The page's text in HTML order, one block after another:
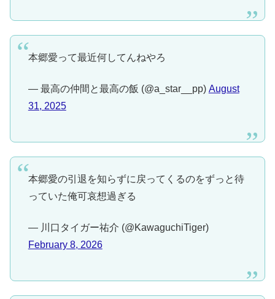
本郷愛って最近何してんねやろ
— 最高の仲間と最高の飯 (@a_star__pp) August
31, 2025
本郷愛の引退を知らずに戻ってくるのをずっと待
っていた俺可哀想過ぎる
— 川口タイガー祐介 (@KawaguchiTiger)
February 8, 2026